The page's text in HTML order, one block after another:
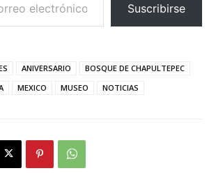
Suscribirse
ANIVERSARIO
BOSQUE DE CHAPULTEPEC
MEXICO MUSEO NOTICIAS